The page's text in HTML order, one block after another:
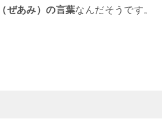
ぜあみ）の言葉なんだそうです。